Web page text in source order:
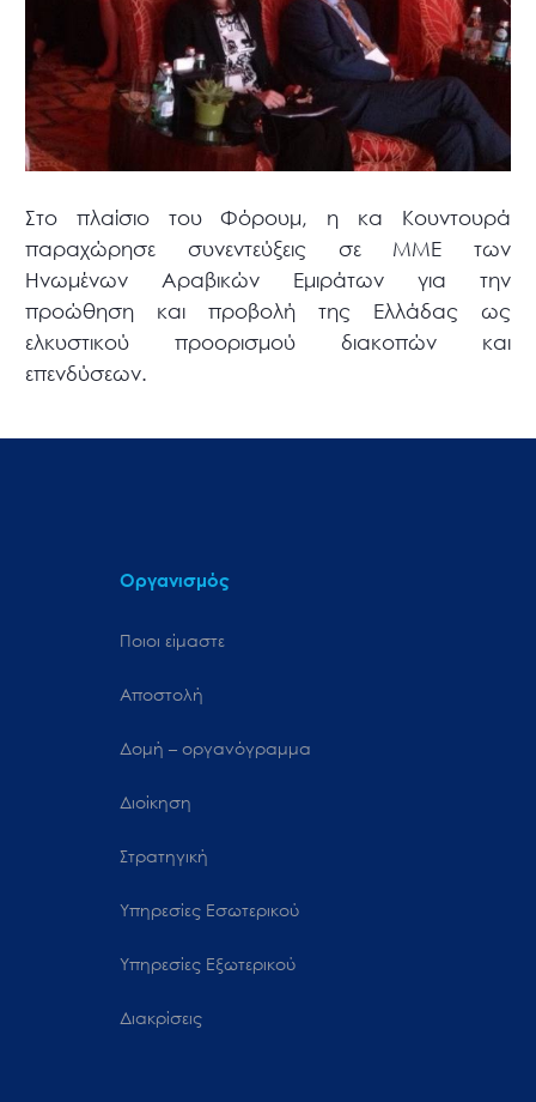
Στο πλαίσιο του Φόρουμ, η κα Κουντουρά
παραχώρησε συνεντεύξεις σε ΜΜΕ των
Ηνωμένων Αραβικών Εμιράτων για την
προώθηση και προβολή της Ελλάδας ως
ελκυστικού προορισμού διακοπών και
επενδύσεων.
Οργανισμός
Ποιοι είμαστε
Αποστολή
Δομή – οργανόγραμμα
Διοίκηση
Στρατηγική
Υπηρεσίες Εσωτερικού
Υπηρεσίες Εξωτερικού
Διακρίσεις